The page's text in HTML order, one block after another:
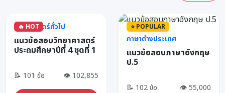
🔥 HOT
วิทยาศาสตร์ทั่วไป
แนวข้อสอบวิทยาศาสตร์
ประถมศึกษาปีที่ 4 ชุดที่ 1
📝 101 ข้อ 👁 102,855
⭐ POPULAR
ภาษาต่างประเทศ
แนวข้อสอบภาษาอังกฤษ
ป.5
📝 102 ข้อ 👁 55,000